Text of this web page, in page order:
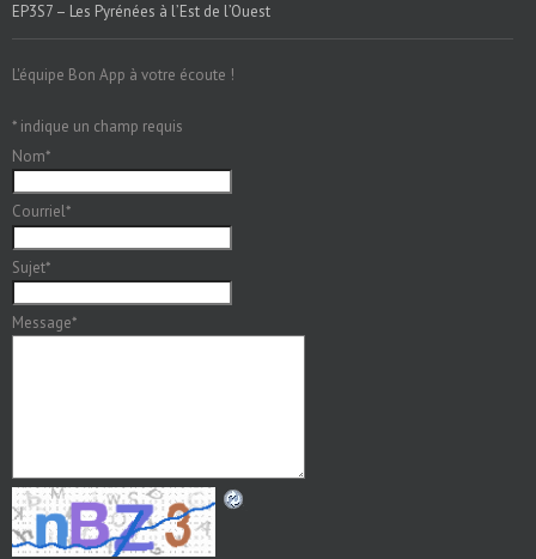
EP3S7 – Les Pyrénées à l’Est de l’Ouest
L'équipe Bon App à votre écoute !
* indique un champ requis
Nom*
Courriel*
Sujet*
Message*